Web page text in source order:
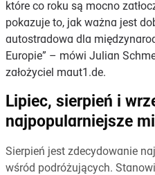
które co roku są mocno
pokazuje to, jak ważna jest
autostradowa dla
Europie” – mówi Julian
założyciel maut1.de.
Lipiec, sierpień i
najpopularniejsze
Sierpień jest zdecydowanie
wśród podróżujących.